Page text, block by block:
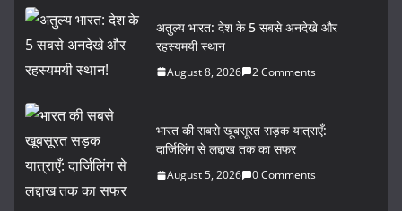
c
e
b
o
o
k
itt
er
ai ar
e
अतुल्य भारत: देश के 5 सबसे अनदेखे और
रहस्यमयी स्थान
August 8, 2026 2 Comments
भारत की सबसे खूबसूरत सड़क यात्राएँ:
दार्जिलिंग से लद्दाख तक का सफर
August 5, 2026 0 Comments